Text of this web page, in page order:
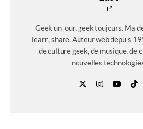
Geek un jour, geek toujours. Ma
learn, share. Auteur web depuis
de culture geek, de musique, de
nouvelles